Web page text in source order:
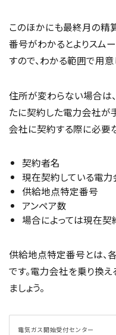
このほかにも最終月の精
番号がわかるとよりスム
すので、わかる範囲で用意
住所が変わらない場合は
たに契約した電力会社が
会社に契約する際に必要
契約者名
現在契約している電
供給地点特定番号
アンペア数
場合によっては現在契
供給地点特定番号とは、
です。電力会社を乗り換
ましょう。
電気ガス開始受付センター